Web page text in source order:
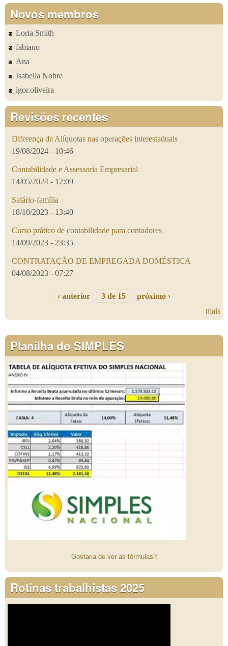
Novos membros
Loria Smith
fabiano
Ana
Isabella Nobre
igor.oliveira
Revisões recentes
Diferença de Alíquotas nas operações interestaduais
19/08/2024 - 10:46
Contabilidade e Assessoria Empresarial
14/05/2024 - 12:09
Salário-família
18/10/2023 - 13:40
Curso prático de contabilidade para contadores
14/09/2023 - 23:35
CONTRATAÇÃO DE EMPREGADA DOMÉSTICA
04/08/2023 - 07:27
‹ anterior 3 de 15
próximo ›
mais
Planilha do SIMPLES
Gostaria de ver as fórmulas?
Rotinas trabalhistas 2025